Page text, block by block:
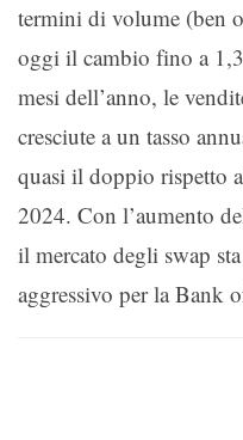
termini di volume (ben
oggi il cambio fino a
mesi dell’anno, le
cresciute a un tasso
quasi il doppio rispetto
2024. Con l’aumento
il mercato degli swap
aggressivo per la Bank